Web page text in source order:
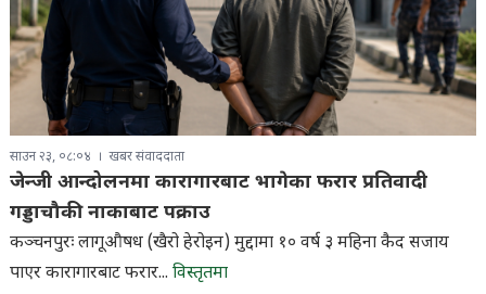
साउन २३, ०८:०४ खबर संवाददाता
जेन्जी आन्दोलनमा कारागारबाट भागेका फरार प्रतिवादी
गड्डाचौकी नाकाबाट पक्राउ
कञ्चनपुरः लागूऔषध (खैरो हेरोइन) मुद्दामा १० वर्ष ३ महिना कैद सजाय
पाएर कारागारबाट फरार... विस्तृतमा